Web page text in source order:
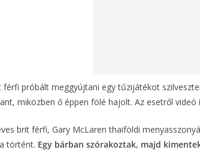
férfi próbált meggyújtani egy tűzijátékot
miközben ő éppen fölé hajolt. Az esetről videó
brit férfi, Gary McLaren thaiföldi
történt. Egy bárban szórakoztak, majd